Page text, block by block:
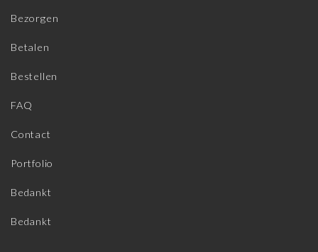
Bezorgen
Betalen
Bestellen
FAQ
Contact
Portfolio
Bedankt
Bedankt